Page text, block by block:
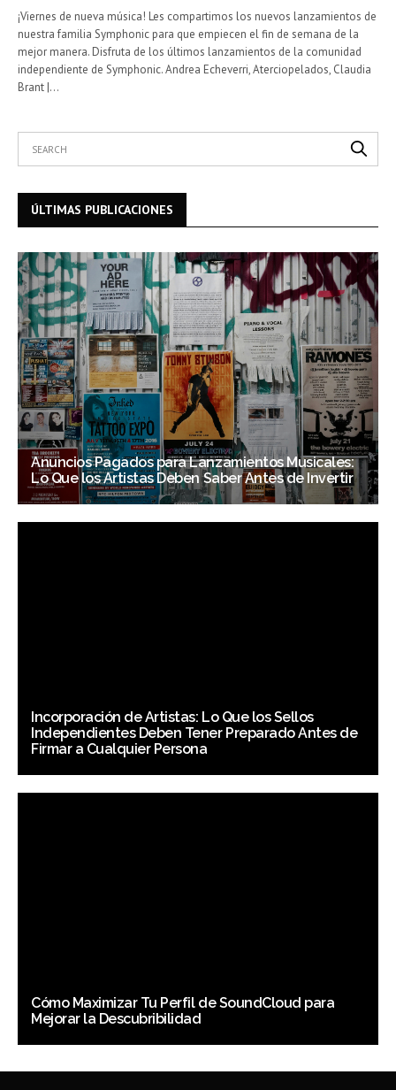
¡Viernes de nueva música! Les compartimos los nuevos lanzamientos de
nuestra familia Symphonic para que empiecen el fin de semana de la
mejor manera. Disfruta de los últimos lanzamientos de la comunidad
independiente de Symphonic. Andrea Echeverri, Aterciopelados, Claudia
Brant |…
ÚLTIMAS PUBLICACIONES
Anuncios Pagados para Lanzamientos Musicales:
Lo Que los Artistas Deben Saber Antes de Invertir
Incorporación de Artistas: Lo Que los Sellos
Independientes Deben Tener Preparado Antes de
Firmar a Cualquier Persona
Cómo Maximizar Tu Perfil de SoundCloud para
Mejorar la Descubribilidad